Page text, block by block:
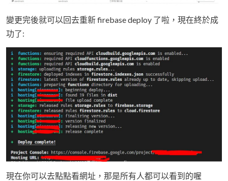
變更完後就可以回去重新 firebase deploy 了啦，現在終於成
功了:
現在你可以去點點看網址，那是所有人都可以看到的喔